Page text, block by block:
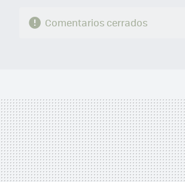
Comentarios cerrados